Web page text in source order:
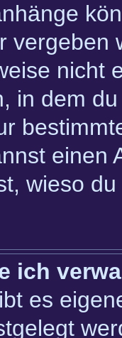
vergeben
nicht
in dem
einen
wieso
ich
es